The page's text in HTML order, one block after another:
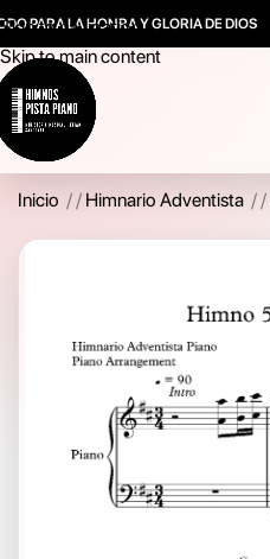
Skip to navigation
Skip to main content
PARA LA HONRA Y GLORIA DE DIOS
Inicio / Himnario Adventista /